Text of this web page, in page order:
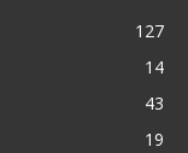
127
14
43
19